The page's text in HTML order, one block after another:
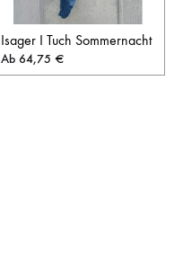
Isager I Tuch Sommernacht
Ab 64,75 €